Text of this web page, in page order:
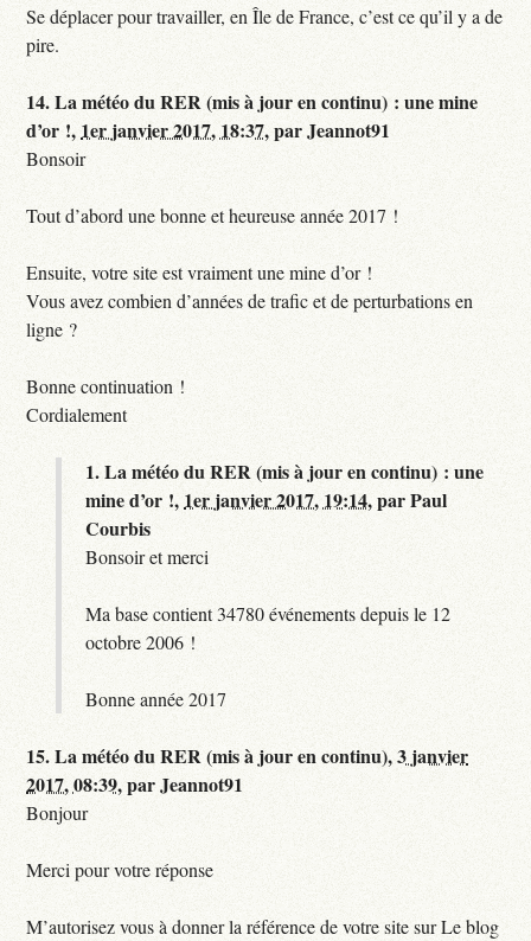
Se déplacer pour travailler, en Île de France, c’est ce qu’il y a de
pire.
14.La météo du RER (mis à jour en continu) : une mine
d’or !, 1er janvier 2017, 18:37,parJeannot91
Bonsoir
Tout d’abord une bonne et heureuse année 2017 !
Ensuite, votre site est vraiment une mine d’or !
Vous avez combien d’années de trafic et de perturbations en
ligne ?
Bonne continuation !
Cordialement
1.La météo du RER (mis à jour en continu) : une
mine d’or !, 1er janvier 2017, 19:14,parPaul
Courbis
Bonsoir et merci
Ma base contient 34780 événements depuis le 12
octobre 2006 !
Bonne année 2017
15.La météo du RER (mis à jour en continu),3 janvier
2017, 08:39,parJeannot91
Bonjour
Merci pour votre réponse
M’autorisez vous à donner la référence de votre site sur Le blog